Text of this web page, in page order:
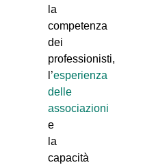
la
competenza
dei
professionisti,
l’esperienza
delle
associazioni
e
la
capacità